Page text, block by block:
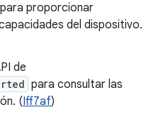
para proporcionar
del dispositivo.
de
para consultar las
(Iff7af)